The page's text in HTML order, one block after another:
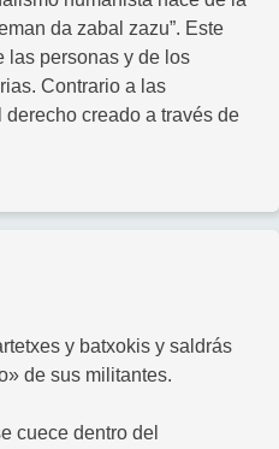
da zabal zazu”. Este
las personas y de los
Contrario a las
creado a través de
y batxokis y saldrás
de sus militantes.
cuece dentro del